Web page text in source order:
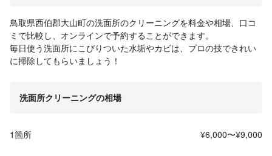
鳥取県西伯郡大山町の洗面所のクリーニングを料金や相場、口コ
ミで比較し、オンラインで予約することができます。
毎日使う洗面所にこびりついた水垢やカビは、プロの技できれい
に掃除してもらいましょう！
洗面所クリーニングの相場
1箇所 ¥6,000〜¥9,000